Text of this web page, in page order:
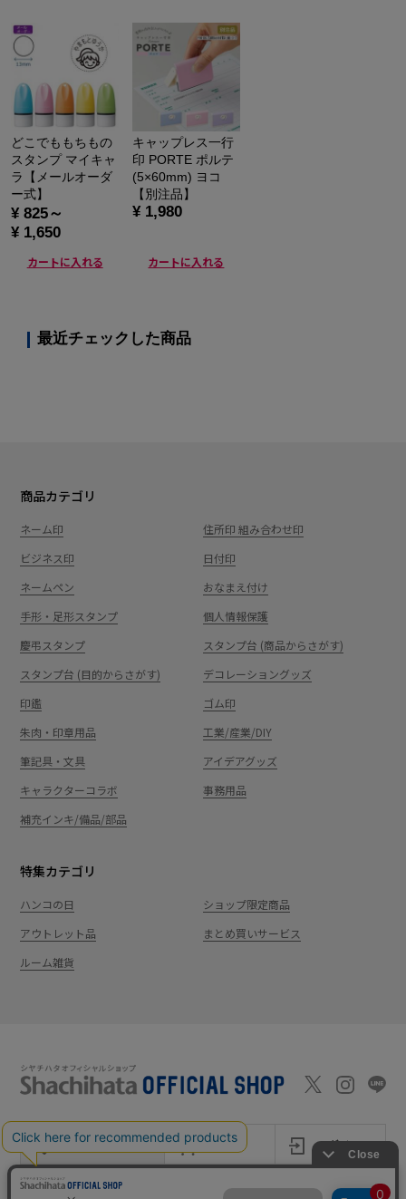
どこでももちもの
スタンプ マイキャ
ラ【メールオーダ
ー式】
¥ 825～
¥ 1,650
カートに入れる
キャップレス一行
印 PORTE ポルテ
(5×60mm) ヨコ
【別注品】
¥ 1,980
カートに入れる
最近チェックした商品
商品カテゴリ
ネーム印
住所印 組み合わせ印
ビジネス印
日付印
ネームペン
おなまえ付け
手形・足形スタンプ
個人情報保護
慶弔スタンプ
スタンプ台 (商品からさがす)
スタンプ台 (目的からさがす)
デコレーショングッズ
印鑑
ゴム印
朱肉・印章用品
工業/産業/DIY
筆記具・文具
アイデアグッズ
キャラクターコラボ
事務用品
補充インキ/備品/部品
特集カテゴリ
ハンコの日
ショップ限定商品
アウトレット品
まとめ買いサービス
ルーム雑貨
新規会員登録 カート ログイン
ショッピングガイド よくあるご質問 会社案内